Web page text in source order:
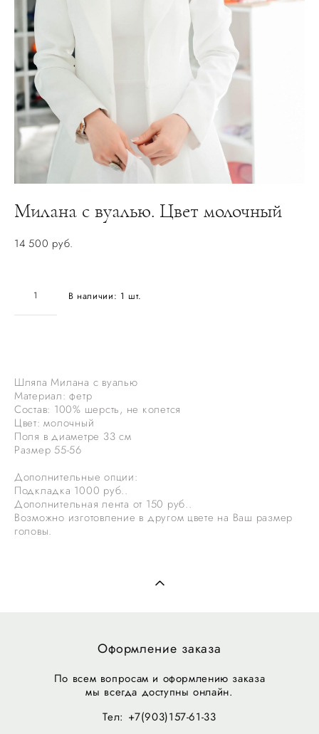
Милана с вуалью. Цвет молочный
14 500 pуб.
В наличии: 1 шт.
Шляпа Милана с вуалью
Материал: фетр
Состав: 100% шерсть, не колется
Цвет: молочный
Поля в диаметре 33 см
Размер 55-56
Дополнительные опции:
Подкладка 1000 руб..
Дополнительная лента от 150 руб..
Возможно изготовление в другом цвете на Ваш размер
головы.
Оформление заказа
По всем вопросам и оформлению заказа
мы всегда доступны онлайн.
Тел: +7(903)157-61-33